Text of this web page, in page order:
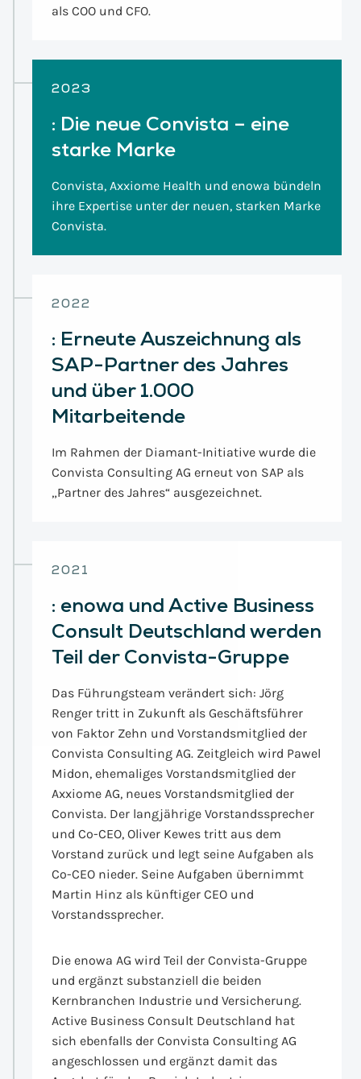
als COO und CFO.
2023
: Die neue Convista – eine
starke Marke
Convista, Axxiome Health und enowa bündeln
ihre Expertise unter der neuen, starken Marke
Convista.
2022
: Erneute Auszeichnung als
SAP-Partner des Jahres
und über 1.000
Mitarbeitende
Im Rahmen der Diamant-Initiative wurde die
Convista Consulting AG erneut von SAP als
„Partner des Jahres“ ausgezeichnet.
2021
: enowa und Active Business
Consult Deutschland werden
Teil der Convista-Gruppe
Das Führungsteam verändert sich: Jörg
Renger tritt in Zukunft als Geschäftsführer
von Faktor Zehn und Vorstandsmitglied der
Convista Consulting AG. Zeitgleich wird Pawel
Midon, ehemaliges Vorstandsmitglied der
Axxiome AG, neues Vorstandsmitglied der
Convista. Der langjährige Vorstandssprecher
und Co-CEO, Oliver Kewes tritt aus dem
Vorstand zurück und legt seine Aufgaben als
Co-CEO nieder. Seine Aufgaben übernimmt
Martin Hinz als künftiger CEO und
Vorstandssprecher.
Die enowa AG wird Teil der Convista-Gruppe
und ergänzt substanziell die beiden
Kernbranchen Industrie und Versicherung.
Active Business Consult Deutschland hat
sich ebenfalls der Convista Consulting AG
angeschlossen und ergänzt damit das